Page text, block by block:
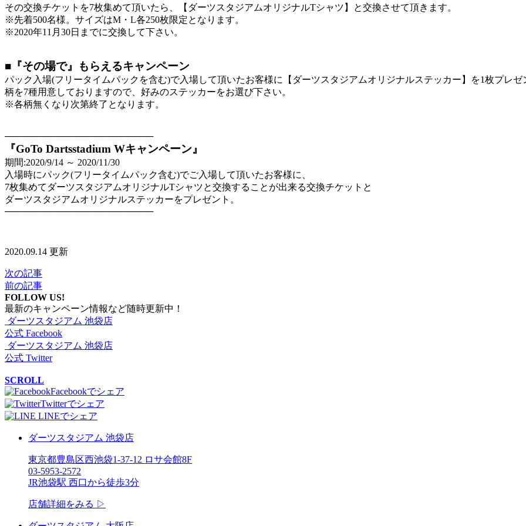
その交換チケットを7枚集めて頂いたら、【ダーツスタジアムオリジナルTシャツ】と交換させて頂きます。
※先着500名様。サイズはM・L各250枚限定となります。
※2020年11月30日までに交換して下さい。
■『その場で』もらえるキャンペーン
パック入場(フリータイムパックを含む)で入場して頂いたお客様に【ダーツスタジアムオリジナルステッカー】を1枚プレ
柄を7種用意しておりますので、好みのステッカーをお選び下さい。
※各柄無くなり次第終了となります。
───────────────────────
『GoTo Dartsstadium Wキャンペーン』
期間:2020/9/14 ～ 2020/11/30
入場時にパック(フリータイムパック含む)でご入場して頂いたお客様に、
7枚集めてダーツスタジアムオリジナルTシャツと交換することが出来る交換チケットと
ダーツスタジアムオリジナルステッカーをプレゼント。
───────────────────────
2020.09.14 更新
次の記事
前の記事
FOLLOW US!
最新のキャンペーン情報など随時更新中！
ダーツスタジアム 池袋店
公式 Facebook
ダーツスタジアム 池袋店
公式 Twitter
SCROLL
Facebookでシェア
Twitterでシェア
LINEでシェア
ダーツスタジアム 池袋店
東京都豊島区西池袋1-37-12 ロサ会館8F
03-5953-2572
JR池袋駅 西口から徒歩3分
店舗詳細をみる ▷